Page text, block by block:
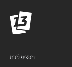
דיסציפלינות